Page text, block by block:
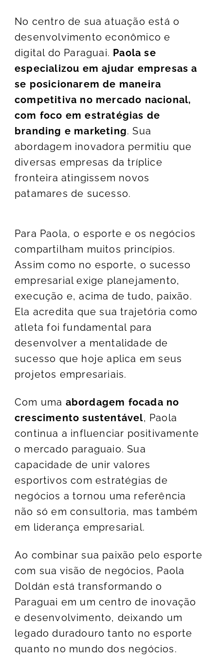
No centro de sua atuação está o
desenvolvimento econômico e
digital do Paraguai. Paola se
especializou em ajudar empresas a
se posicionarem de maneira
competitiva no mercado nacional,
com foco em estratégias de
branding e marketing. Sua
abordagem inovadora permitiu que
diversas empresas da tríplice
fronteira atingissem novos
patamares de sucesso.
Para Paola, o esporte e os negócios
compartilham muitos princípios.
Assim como no esporte, o sucesso
empresarial exige planejamento,
execução e, acima de tudo, paixão.
Ela acredita que sua trajetória como
atleta foi fundamental para
desenvolver a mentalidade de
sucesso que hoje aplica em seus
projetos empresariais.
Com uma abordagem focada no
crescimento sustentável, Paola
continua a influenciar positivamente
o mercado paraguaio. Sua
capacidade de unir valores
esportivos com estratégias de
negócios a tornou uma referência
não só em consultoria, mas também
em liderança empresarial.
Ao combinar sua paixão pelo esporte
com sua visão de negócios, Paola
Doldán está transformando o
Paraguai em um centro de inovação
e desenvolvimento, deixando um
legado duradouro tanto no esporte
quanto no mundo dos negócios.